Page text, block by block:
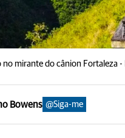
mirante do cânion Fortaleza -
Bowens @Siga-me